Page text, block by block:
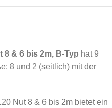
8 & 6 bis 2m, B-Typ hat 9
8 und 2 (seitlich) mit der
Nut 8 & 6 bis 2m bietet ein